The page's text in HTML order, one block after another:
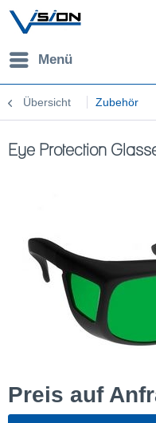
Menü
Übersicht Zubehör
Eye Protection
Preis auf